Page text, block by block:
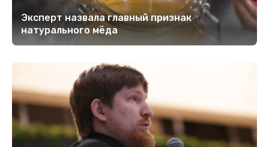
Эксперт назвала главный признак
натурального мёда